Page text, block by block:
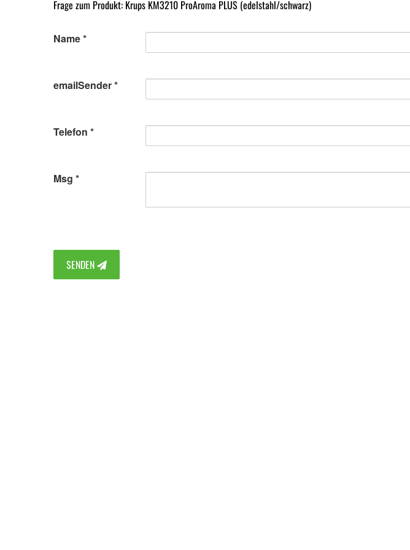
Frage zum Produkt: Krups KM3210 ProAroma PLUS (edelstahl/schwarz)
Name
emailSender
Telefon
Msg
SENDEN